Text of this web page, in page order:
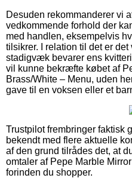
Desuden rekommanderer vi
vedkommende forhold der
med handlen, eksempelvis
tilsikrer. I relation til det er
stadigvæk bevarer ens
vil kunne bekræfte købet af
Brass/White – Menu, uden
gave til en voksen eller et
Trustpilot frembringer faktisk
bekendt med flere aktuelle
af den grund tilrådes det, at
omtaler af Pepe Marble
forinden du shopper.